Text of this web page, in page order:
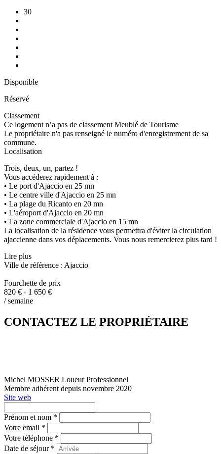
30
Disponible
Réservé
Classement
Ce logement n’a pas de classement Meublé de Tourisme
Le propriétaire n'a pas renseigné le numéro d'enregistrement de sa
commune.
Localisation
Trois, deux, un, partez !
Vous accéderez rapidement à :
• Le port d'Ajaccio en 25 mn
• Le centre ville d'Ajaccio en 25 mn
• La plage du Ricanto en 20 mn
• L'aéroport d'Ajaccio en 20 mn
• La zone commerciale d'Ajaccio en 15 mn
La localisation de la résidence vous permettra d'éviter la circulation
ajaccienne dans vos déplacements. Vous nous remercierez plus tard !
Lire plus
Ville de référence : Ajaccio
Fourchette de prix
820 € - 1 650 €
/ semaine
CONTACTEZ LE PROPRIÉTAIRE
Michel MOSSER Loueur Professionnel
Membre adhérent depuis novembre 2020
Site web
Prénom et nom *
Votre email *
Votre téléphone *
Date de séjour *